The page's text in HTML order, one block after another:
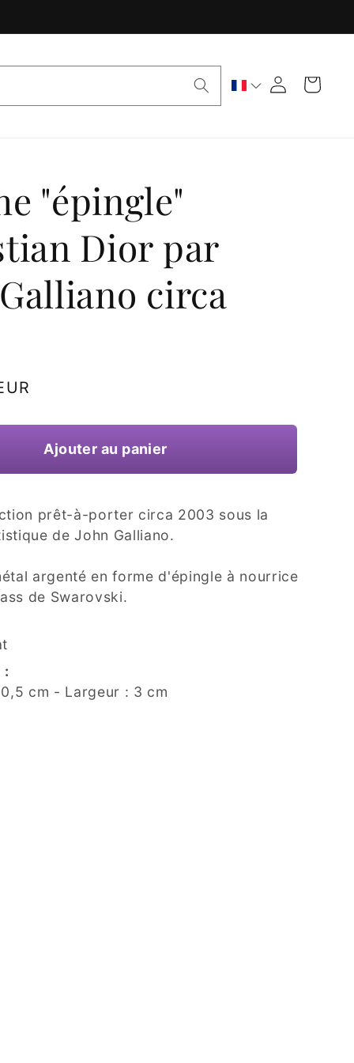
ConnexionPanier
"épingle"
Dior par
circa
Ajouter au panier
prêt-à-porter circa 2003 sous la
de John Galliano.
argenté en forme d'épingle à nourrice
de Swarovski.
:
cm - Largeur : 3 cm